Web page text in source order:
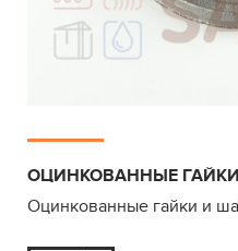
ОЦИНКОВАННЫЕ
Оцинкованные гайки и